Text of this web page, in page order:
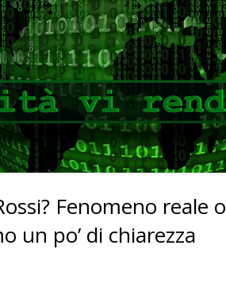
Fenomeno reale o
un po’ di chiarezza